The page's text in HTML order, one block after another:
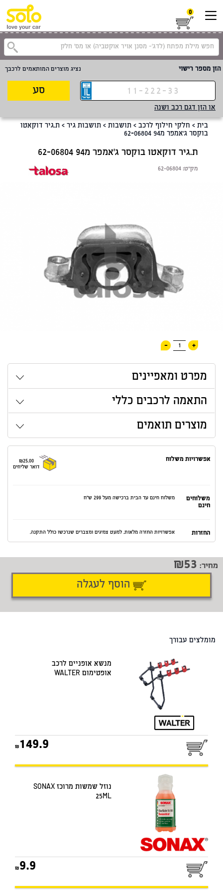
0
הזן מספר רישוי נציג מוצרים המותאמים לרכבך
סע
או הזן דגם רכב ושנה
בית > חלקי חילוף לרכב > תושבות > תושבות גיר > ת.גיר דוקאטו
בוקסר ג'אמפר מ94 62-06804
ת.גיר דוקאטו בוקסר ג'אמפר מ94 62-06804
מק"ט: 62-06804
+
1
-
מפרט ומאפיינים
התאמה לרכבים כללי
מוצרים תואמים
אפשרויות משלוח
₪25.00
דואר שליחים
משלוחים
חינם
משלוח חינם עד הבית ברכישה מעל 299 ש"ח
החזרות אפשרויות החזרה מלאות. למעט צמיגים ומצברים שנרכשו כולל התקנה.
שתף דיווח על טעות
מחיר: 53
הוסף לעגלה
מומלצים עבורך
מנשא אופניים לרכב
אופטימום WALTER
149.9
נוזל שמשות מרוכז SONAX
25ML
9.9